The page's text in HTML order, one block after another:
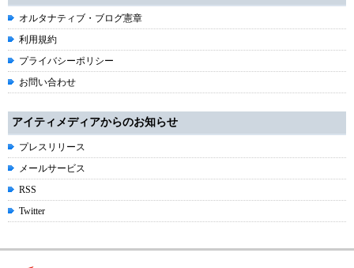
オルタナティブ・ブログ憲章
利用規約
プライバシーポリシー
お問い合わせ
アイティメディアからのお知らせ
プレスリリース
メールサービス
RSS
Twitter